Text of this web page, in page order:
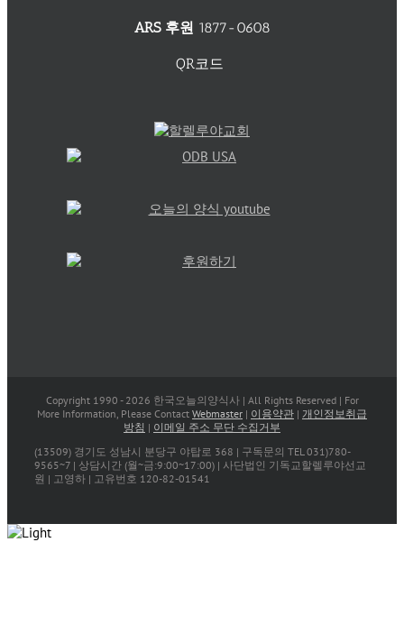
ARS 후원 1877-0608
QR코드
Copyright 1990 - 2026 한국오늘의양식사 | All Rights Reserved | For
More Information, Please Contact Webmaster | 이용약관 | 개인정보취급
방침 | 이메일 주소 무단 수집거부
(13509) 경기도 성남시 분당구 야탑로 368 | 구독문의 TEL 031)780-
9565~7 | 상담시간 (월~금:9:00~17:00) | 사단법인 기독교할렐루야선교
원 | 고영하 | 고유번호 120-82-01541